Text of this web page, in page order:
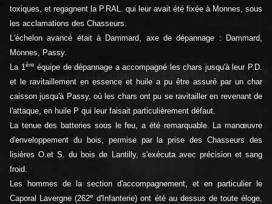
toxiques, et regagnent la P.RAL. qui leur avait été fixée à Monnes, sous
les acclamations des Chasseurs.
L'échelon avancé était à Dammard, axe de dépannage : Dammard,
Monnes, Passy.
La 1ère équipe de dépannage a accompagné les chars jusqu'à leur P.D.
et le ravitaillement en essence et huile a pu être assuré par un char
caisson jusqu'à Passy, où les chars ont pu se ravitailler en revenant de
l'attaque, en huile P qui leur faisait particulièrement défaut.
La tenue des batteries sous le feu, a été remarquable. La manœuvre
d'enveloppement du bois, permise par la prise des Chasseurs des
lisières O.et S. du bois de Lantilly, s'exécuta avec précision et sang
froid.
Les hommes de la section d'accompagnement, et en particulier le
Caporal Lavergne (262e d'Infanterie) ont été au dessus de toute éloge,